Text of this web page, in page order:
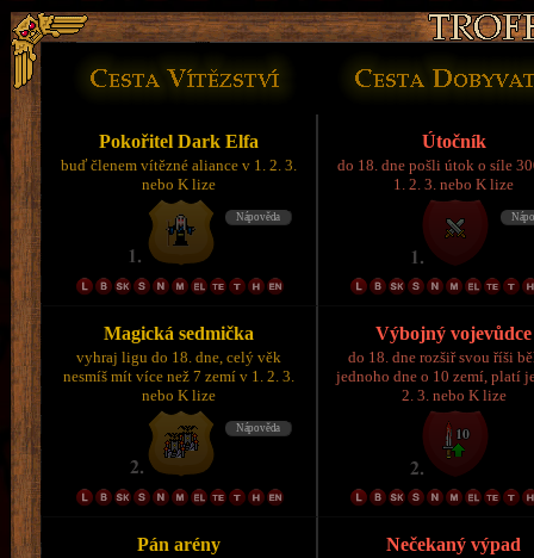
Pokořitel Dark Elfa
buď členem vítězné aliance v 1. 2. 3.
nebo K lize
Útočník
do 18. dne pošli útok o síle
1. 2. 3. nebo K lize
Magická sedmička
vyhraj ligu do 18. dne, celý věk
nesmíš mít více než 7 zemí v 1. 2. 3.
nebo K lize
Výbojný vojevůdce
do 18. dne rozšiř svou říši
jednoho dne o 10 zemí, platí
2. 3. nebo K lize
Pán arény Nečekaný výpad